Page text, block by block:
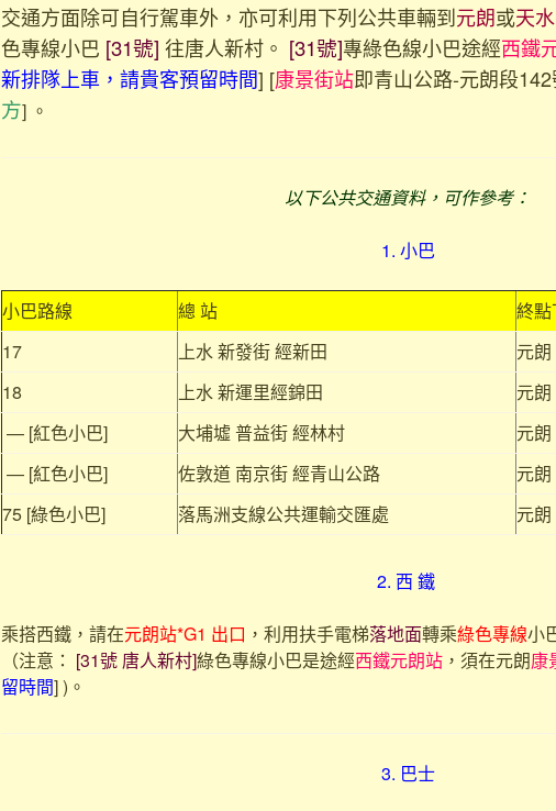
交通方面除可自行駕車外，亦可利用下列公共車輛到元朗或天
色專線小巴 [31號] 往唐人新村。 [31號]專綠色線小巴途經西鐵
新排隊上車，請貴客預留時間] [康景街站即青山公路-元朗段
方] 。
以下公共交通資料，可作參考：
1. 小巴
小巴路線 總 站
終
17
上水 新發街 經新田
元
18
上水 新運里經錦田
元
— [紅色小巴]
大埔墟 普益街 經林村
元
— [紅色小巴]
佐敦道 南京街 經青山公路
元
75 [綠色小巴]
落馬洲支線公共運輸交匯處 元
2. 西 鐵
乘搭西鐵，請在元朗站*G1 出口 ，利用扶手電梯落地面轉乘綠色專線小
（注意： [31號 唐人新村]綠色專線小巴是途經西鐵元朗站 ，須在元朗康
留時間] ) 。
3. 巴士